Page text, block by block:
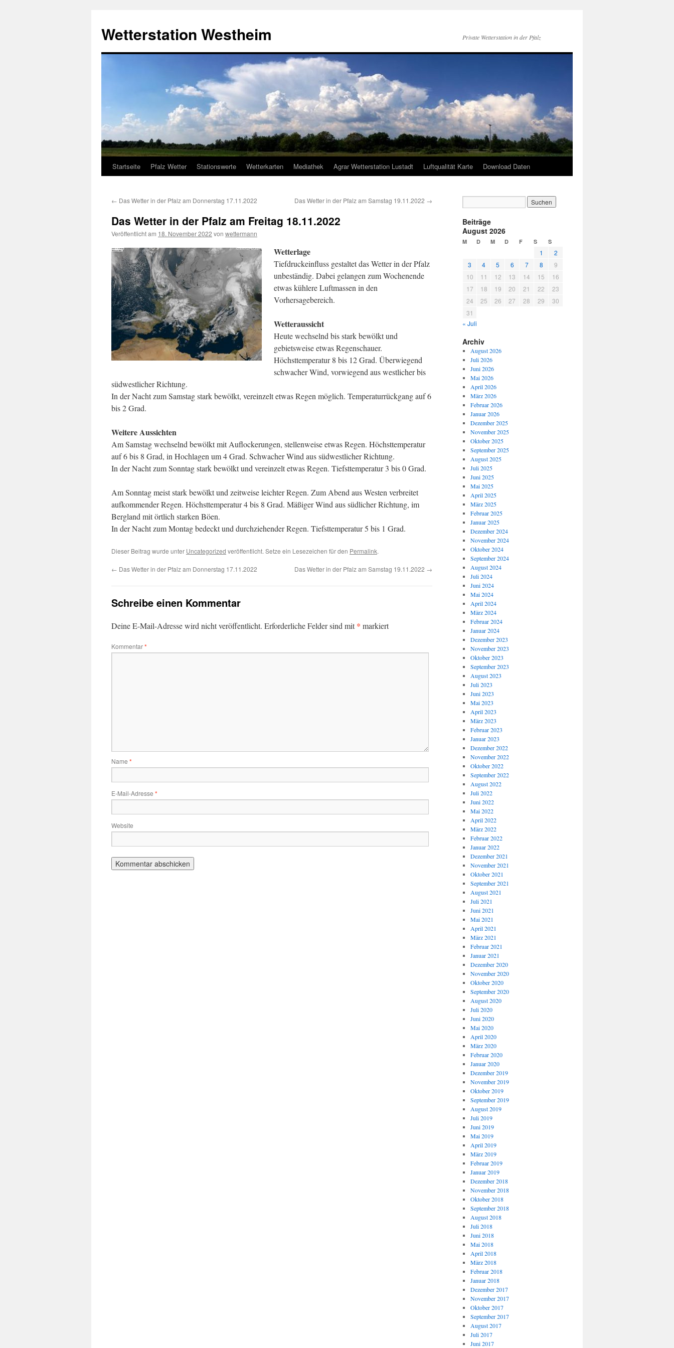
springen
Wetterstation Westheim Private Wetterstation in der Pfalz
Startseite Pfalz Wetter Stationswerte Wetterkarten Mediathek Agrar Wetterstation Lustadt Luftqualität Karte Download Daten
← Das Wetter in der Pfalz am Donnerstag 17.11.2022 Das Wetter in der Pfalz am Samstag 19.11.2022 →
Das Wetter in der Pfalz am Freitag 18.11.2022
Veröffentlicht am 18. November 2022 von wettermann
Wetterlage
Tiefdruckeinfluss gestaltet das Wetter in der Pfalz
unbeständig. Dabei gelangen zum Wochenende
etwas kühlere Luftmassen in den
Vorhersagebereich.
Wetteraussicht
Heute wechselnd bis stark bewölkt und
gebietsweise etwas Regenschauer.
Höchsttemperatur 8 bis 12 Grad. Überwiegend
schwacher Wind, vorwiegend aus westlicher bis
südwestlicher Richtung.
In der Nacht zum Samstag stark bewölkt, vereinzelt etwas Regen möglich. Temperaturrückgang auf 6
bis 2 Grad.
Weitere Aussichten
Am Samstag wechselnd bewölkt mit Auflockerungen, stellenweise etwas Regen. Höchsttemperatur
auf 6 bis 8 Grad, in Hochlagen um 4 Grad. Schwacher Wind aus südwestlicher Richtung.
In der Nacht zum Sonntag stark bewölkt und vereinzelt etwas Regen. Tiefsttemperatur 3 bis 0 Grad.
Am Sonntag meist stark bewölkt und zeitweise leichter Regen. Zum Abend aus Westen verbreitet
aufkommender Regen. Höchsttemperatur 4 bis 8 Grad. Mäßiger Wind aus südlicher Richtung, im
Bergland mit örtlich starken Böen.
In der Nacht zum Montag bedeckt und durchziehender Regen. Tiefsttemperatur 5 bis 1 Grad.
Dieser Beitrag wurde unter Uncategorized veröffentlicht. Setze ein Lesezeichen für den Permalink.
← Das Wetter in der Pfalz am Donnerstag 17.11.2022 Das Wetter in der Pfalz am Samstag 19.11.2022 →
Schreibe einen Kommentar
Deine E-Mail-Adresse wird nicht veröffentlicht. Erforderliche Felder sind mit* markiert
Kommentar*
Name *
E-Mail-Adresse *
Website
Beiträge
August 2026
M D M D F S S
1
2
3
4 5 6 7 8
9
10
11 12 13 14 15
16
17
18 19 20 21 22
23
24
25 26 27 28 29
30
31
« Juli
Archiv
August 2026
Juli 2026
Juni 2026
Mai 2026
April 2026
März 2026
Februar 2026
Januar 2026
Dezember 2025
November 2025
Oktober 2025
September 2025
August 2025
Juli 2025
Juni 2025
Mai 2025
April 2025
März 2025
Februar 2025
Januar 2025
Dezember 2024
November 2024
Oktober 2024
September 2024
August 2024
Juli 2024
Juni 2024
Mai 2024
April 2024
März 2024
Februar 2024
Januar 2024
Dezember 2023
November 2023
Oktober 2023
September 2023
August 2023
Juli 2023
Juni 2023
Mai 2023
April 2023
März 2023
Februar 2023
Januar 2023
Dezember 2022
November 2022
Oktober 2022
September 2022
August 2022
Juli 2022
Juni 2022
Mai 2022
April 2022
März 2022
Februar 2022
Januar 2022
Dezember 2021
November 2021
Oktober 2021
September 2021
August 2021
Juli 2021
Juni 2021
Mai 2021
April 2021
März 2021
Februar 2021
Januar 2021
Dezember 2020
November 2020
Oktober 2020
September 2020
August 2020
Juli 2020
Juni 2020
Mai 2020
April 2020
März 2020
Februar 2020
Januar 2020
Dezember 2019
November 2019
Oktober 2019
September 2019
August 2019
Juli 2019
Juni 2019
Mai 2019
April 2019
März 2019
Februar 2019
Januar 2019
Dezember 2018
November 2018
Oktober 2018
September 2018
August 2018
Juli 2018
Juni 2018
Mai 2018
April 2018
März 2018
Februar 2018
Januar 2018
Dezember 2017
November 2017
Oktober 2017
September 2017
August 2017
Juli 2017
Juni 2017